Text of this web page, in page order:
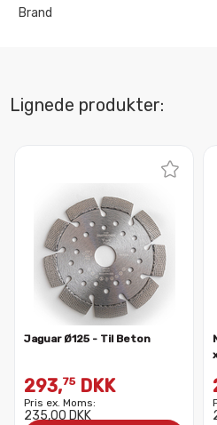
Brand
Lignede produkter:
Jaguar Ø125 - Til Beton
293,75 DKK
Pris ex. Moms:
235,00 DKK